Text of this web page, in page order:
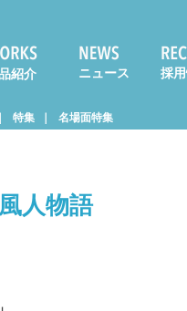
紹介 ニュース 採
特集 名場面特集
風人物語